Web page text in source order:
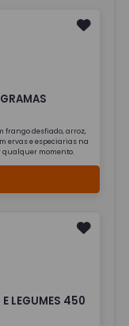
frango desfiado, arroz,
ervas e especiarias na
qualquer momento.
LEGUMES 450